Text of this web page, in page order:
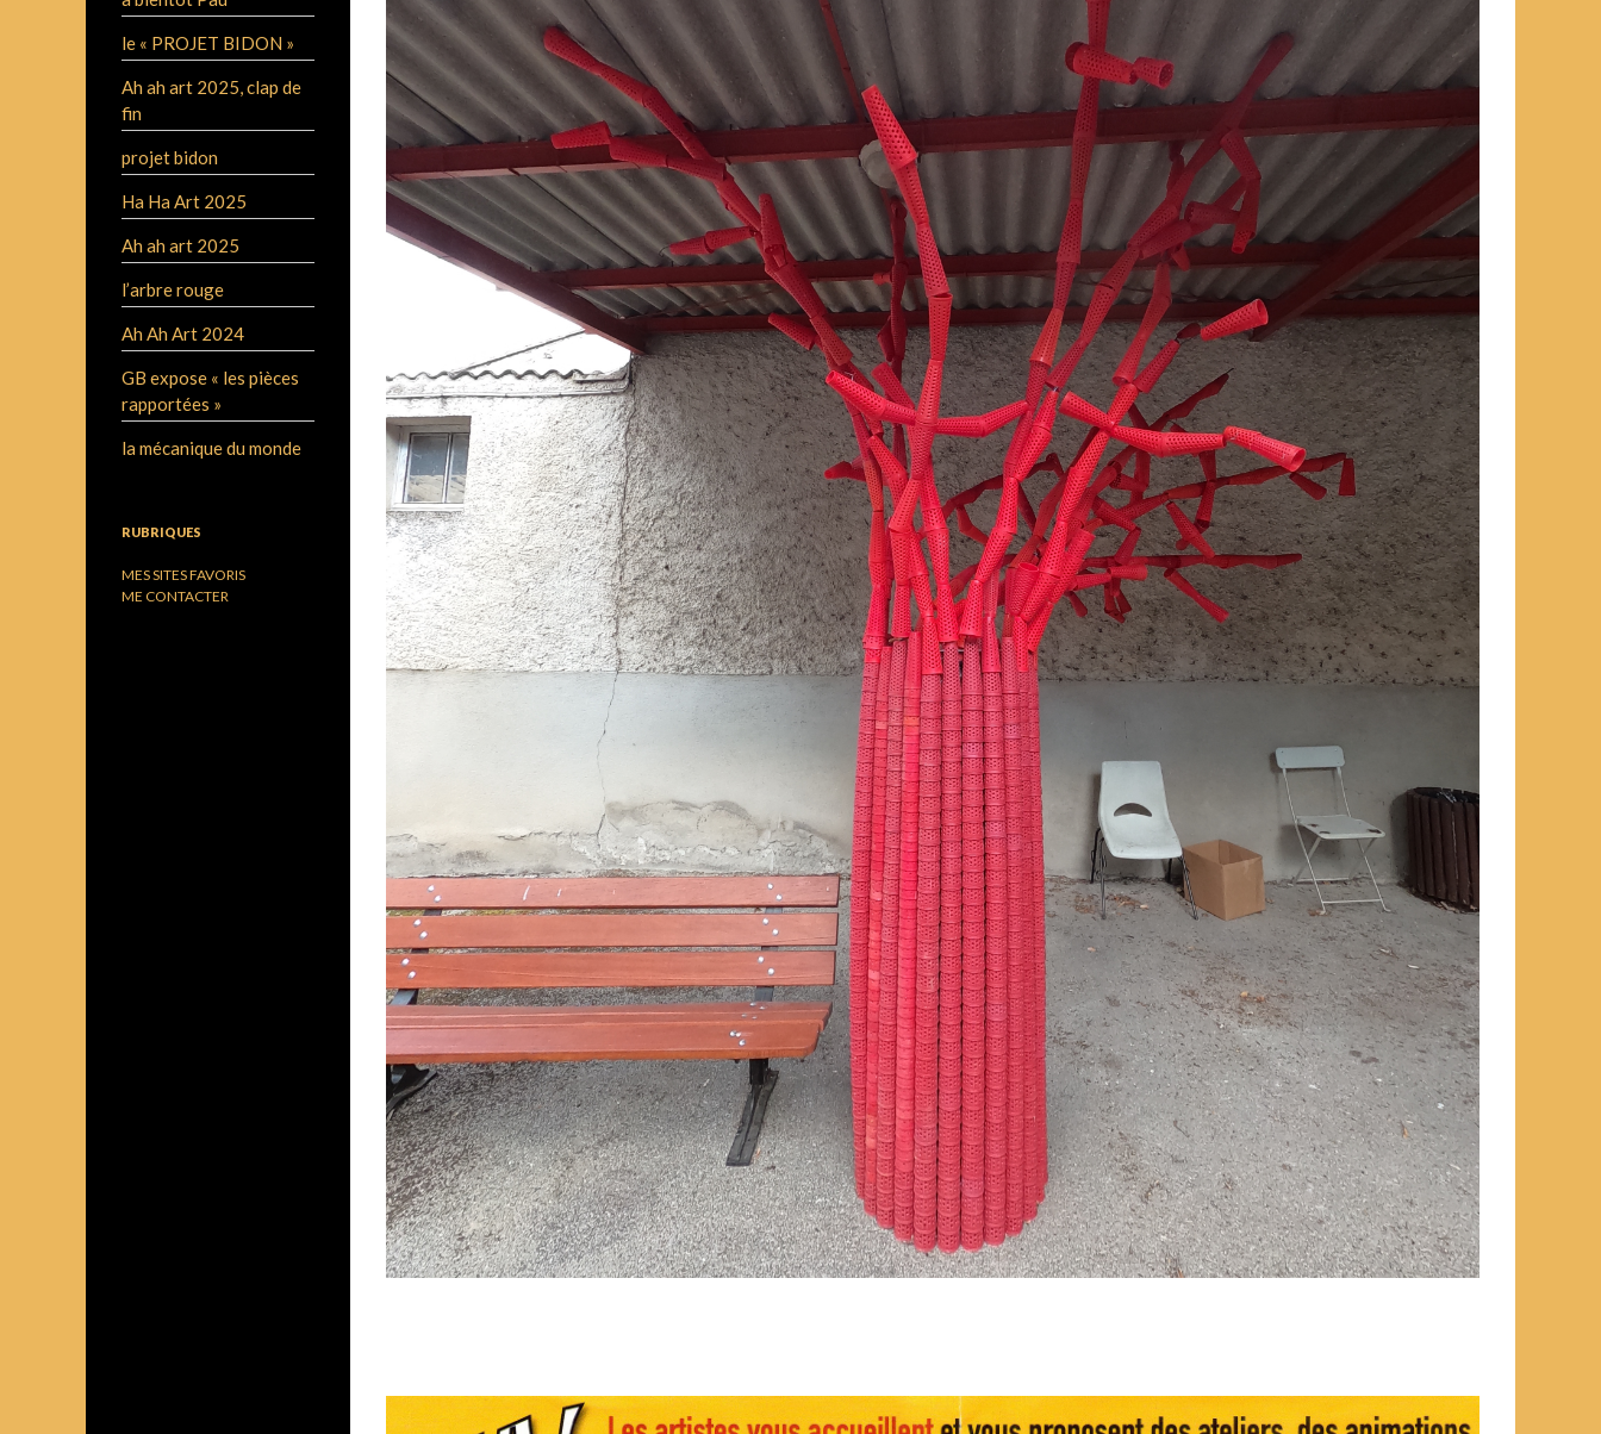
le « PROJET BIDON »
Ah ah art 2025, clap de
fin
projet bidon
Ha Ha Art 2025
Ah ah art 2025
l’arbre rouge
Ah Ah Art 2024
GB expose « les pièces
rapportées »
la mécanique du monde
RUBRIQUES
MES SITES FAVORIS
ME CONTACTER